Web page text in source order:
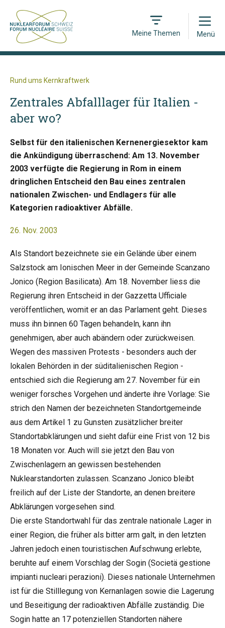
Meine Themen
Open
Menü
Rund ums Kernkraftwerk
Zentrales Abfalllager für Italien -
aber wo?
Selbst für den italienischen Kernenergiesektor kam
die Ankündigung überraschend: Am 13. November
2003 verfügte die Regierung in Rom in einem
dringlichen Entscheid den Bau eines zentralen
nationalen Zwischen- und Endlagers für alle
Kategorien radioaktiver Abfälle.
26. Nov. 2003
Als Standort bezeichnete sie ein Gelände über einem
Salzstock am Ionischen Meer in der Gemeinde Scanzano
Jonico (Region Basilicata). Am 18. November liess die
Regierung ihren Entscheid in der Gazzetta Ufficiale
veröffentlichen, womit er an das Parlament geht. Dieses
muss ihn binnen 60 Tagen behandeln, kann ihn
genehmigen, aber auch abändern oder zurückweisen.
Wegen des massiven Protests - besonders auch der
lokalen Behörden in der süditalienischen Region -
entschied sich die Regierung am 27. November für ein
weniger forsches Vorgehen und änderte ihre Vorlage: Sie
strich den Namen der bezeichneten Standortgemeinde
aus dem Artikel 1 zu Gunsten zusätzlicher breiter
Standortabklärungen und sieht dafür eine Frist von 12 bis
18 Monaten vor. Auch will sie jetzt den Bau von
Zwischenlagern an gewissen bestehenden
Nuklearstandorten zulassen. Scanzano Jonico bleibt
freilich auf der Liste der Standorte, an denen breitere
Abklärungen vorgesehen sind.
Die erste Standortwahl für das zentrale nationale Lager in
einer Region, die früher als bitter arm galt, in den letzten
Jahren jedoch einen touristischen Aufschwung erlebte,
beruhte auf einem Vorschlag der Sogin (Societä gestione
impianti nucleari perazioni). Dieses nationale Unternehmen
ist für die Stilllegung von Kernanlagen sowie die Lagerung
und Beseitigung der radioaktiven Abfälle zuständig. Die
Sogin hatte an 17 potenziellen Standorten nähere